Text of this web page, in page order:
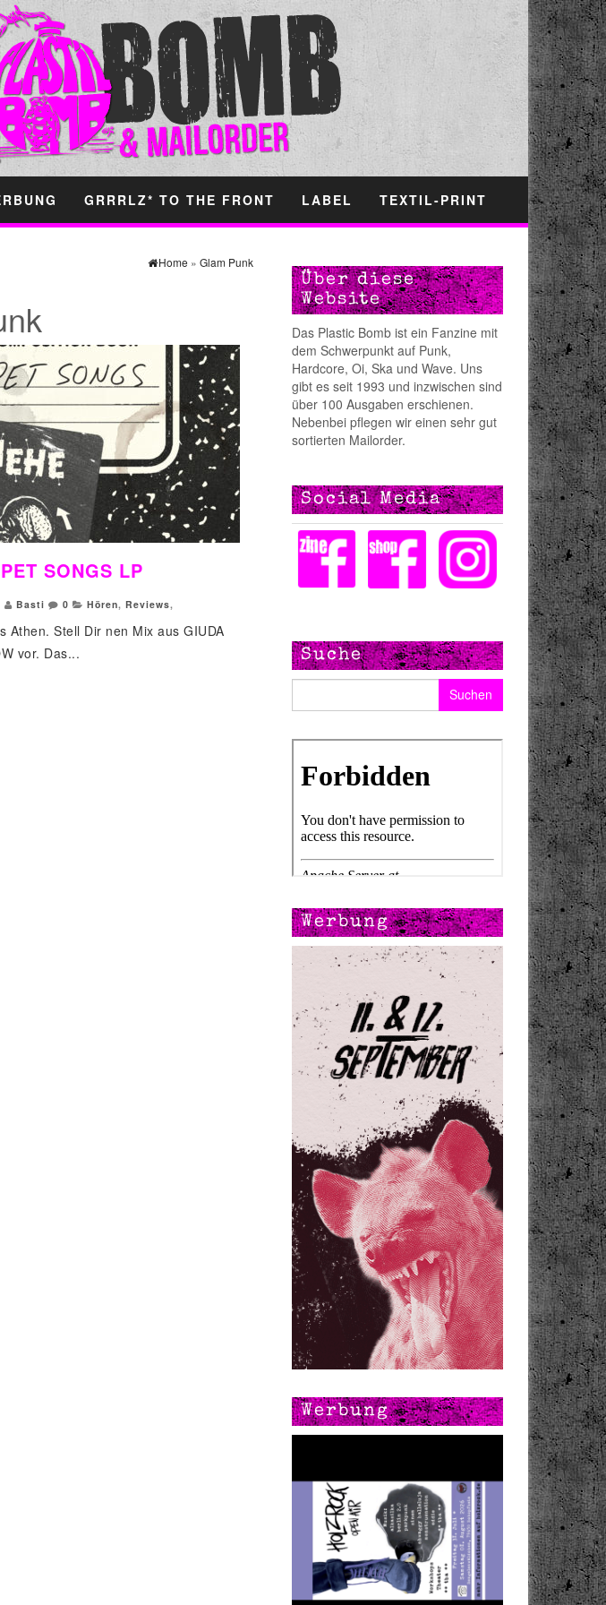
GRRRLZ* TO THE FRONT LABEL TEXTIL-PRINT
Home » Glam Punk
SONGS LP
Basti 0 Hören, Reviews,
Athen. Stell Dir nen Mix aus GIUDA
vor. Das...
Über diese
Website
Das Plastic Bomb ist ein Fanzine mit
dem Schwerpunkt auf Punk,
Hardcore, Oi, Ska und Wave. Uns
gibt es seit 1993 und inzwischen sind
über 100 Ausgaben erschienen.
Nebenbei pflegen wir einen sehr gut
sortierten Mailorder.
Social Media
Suche
Werbung
Werbung